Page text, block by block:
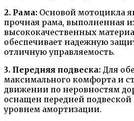
2. Рама: Основой мотоцикла
прочная рама, выполненная
высококачественных
обеспечивает надежную
отличную управляемость.
3. Передняя подвеска: Для
максимального комфорта и
движении по неровностям
оснащен передней
уровнем амортизации.